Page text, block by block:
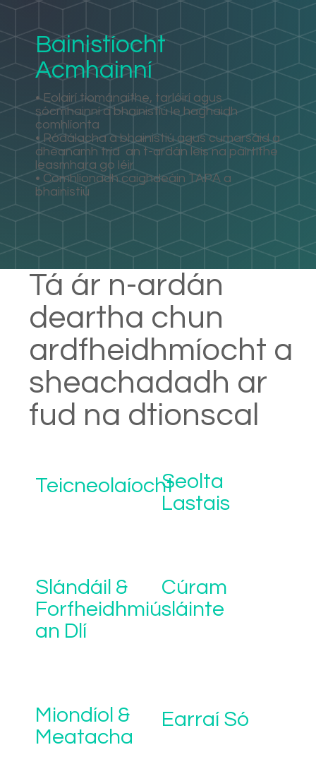
Bainistíocht
Acmhainní
• Eolairí tiománaithe, tarlóirí agus
sócmhainní a bhainistiú le haghaidh
comhlíonta
• Ródálacha a bhainistiú agus cumarsáid a
dhéanamh tríd an t-ardán leis na páirtithe
leasmhara go léir
• Comhlíonadh caighdeáin TAPA a
bhainistiú
Tá ár n-ardán
deartha chun
ardfheidhmíocht a
sheachadadh ar
fud na dtionscal
TeicneolaíochtSeolta
Lastais
Slándáil &
Forfheidhmiú
an Dlí
Cúram
sláinte
Miondíol &
Meatacha
Earraí Só